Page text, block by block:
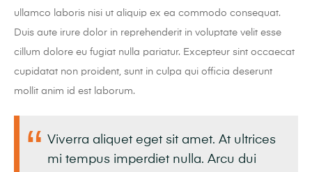
ullamco laboris nisi ut aliquip ex ea commodo consequat.
Duis aute irure dolor in reprehenderit in voluptate velit esse
cillum dolore eu fugiat nulla pariatur. Excepteur sint occaecat
cupidatat non proident, sunt in culpa qui officia deserunt
mollit anim id est laborum.
Viverra aliquet eget sit amet. At ultrices
mi tempus imperdiet nulla. Arcu dui